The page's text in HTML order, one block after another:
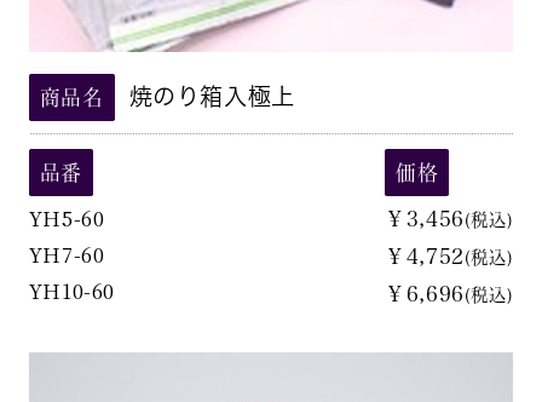
商品名 焼のり箱入極上
品番
YH5-60
YH7-60
YH10-60
価格
￥3,456 (税込)
￥4,752 (税込)
￥6,696 (税込)